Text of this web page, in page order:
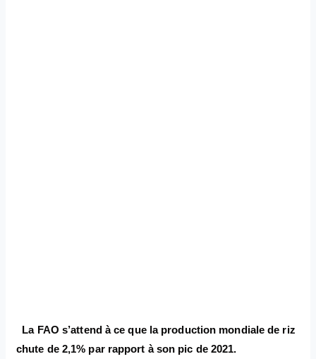
La FAO s’attend à ce que la production mondiale de riz
chute de 2,1% par rapport à son pic de 2021.